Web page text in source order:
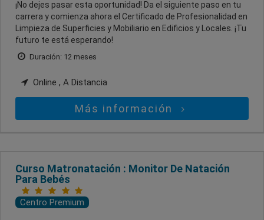
¡No dejes pasar esta oportunidad! Da el siguiente paso en tu
carrera y comienza ahora el Certificado de Profesionalidad en
Limpieza de Superficies y Mobiliario en Edificios y Locales. ¡Tu
futuro te está esperando!
Duración: 12 meses
Online , A Distancia
Más información
Curso Matronatación : Monitor De Natación
Para Bebés
Centro Premium